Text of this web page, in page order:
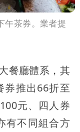
午茶券。業者提
餐廳體系，其
券推出66折至
元、四人券
有不同組合方